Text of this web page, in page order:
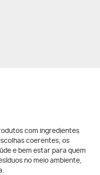
com ingredientes
coerentes, os
e bem estar para quem
no meio ambiente,